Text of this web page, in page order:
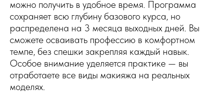
можно получить в удобное время. Программа
сохраняет всю глубину базового курса, но
распределена на 3 месяца выходных дней. Вы
сможете осваивать профессию в комфортном
темпе, без спешки закрепляя каждый навык.
Особое внимание уделяется практике — вы
отработаете все виды макияжа на реальных
моделях.